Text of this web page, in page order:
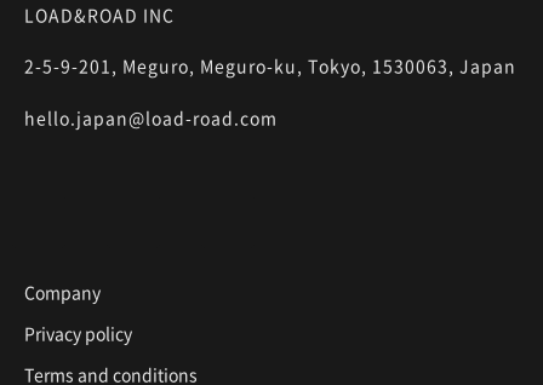
LOAD&ROAD INC
2-5-9-201, Meguro, Meguro-ku, Tokyo, 1530063, Japan
hello.japan@load-road.com
Company
Privacy policy
Terms and conditions